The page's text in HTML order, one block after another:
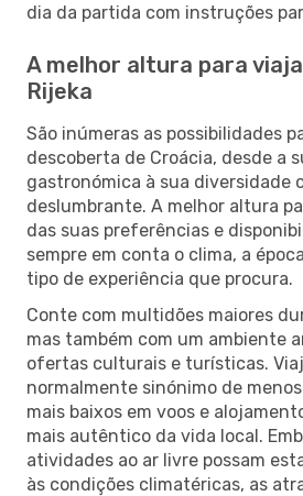
dia da partida com instruções
A melhor altura para
Rijeka
São inúmeras as possibilidades
descoberta de Croácia, desde a
gastronómica à sua diversidade
deslumbrante. A melhor altura
das suas preferências e
sempre em conta o clima, a
tipo de experiência que procura.
Conte com multidões maiores
mas também com um ambiente
ofertas culturais e turísticas.
normalmente sinónimo de
mais baixos em voos e
mais autêntico da vida local.
atividades ao ar livre possam
às condições climatéricas, as